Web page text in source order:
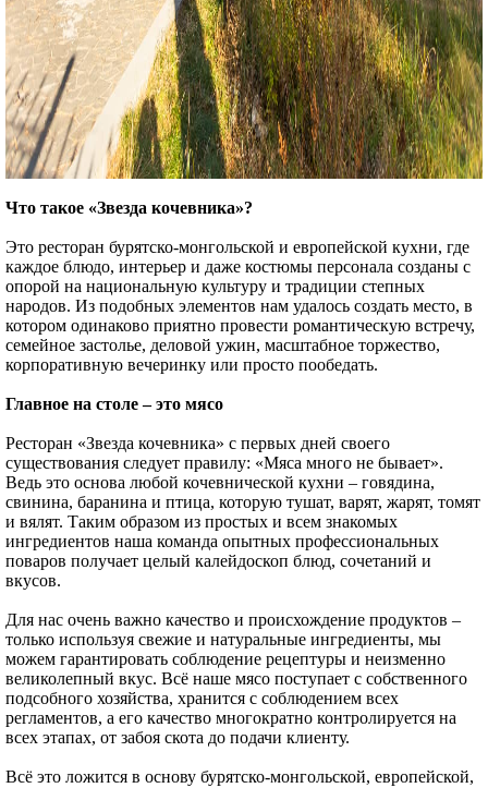
Что такое «Звезда кочевника»?
Это ресторан бурятско-монгольской и европейской кухни, где
каждое блюдо, интерьер и даже костюмы персонала созданы с
опорой на национальную культуру и традиции степных
народов. Из подобных элементов нам удалось создать место, в
котором одинаково приятно провести романтическую встречу,
семейное застолье, деловой ужин, масштабное торжество,
корпоративную вечеринку или просто пообедать.
Главное на столе – это мясо
Ресторан «Звезда кочевника» с первых дней своего
существования следует правилу: «Мяса много не бывает».
Ведь это основа любой кочевнической кухни – говядина,
свинина, баранина и птица, которую тушат, варят, жарят, томят
и вялят. Таким образом из простых и всем знакомых
ингредиентов наша команда опытных профессиональных
поваров получает целый калейдоскоп блюд, сочетаний и
вкусов.
Для нас очень важно качество и происхождение продуктов –
только используя свежие и натуральные ингредиенты, мы
можем гарантировать соблюдение рецептуры и неизменно
великолепный вкус. Всё наше мясо поступает с собственного
подсобного хозяйства, хранится с соблюдением всех
регламентов, а его качество многократно контролируется на
всех этапах, от забоя скота до подачи клиенту.
Всё это ложится в основу бурятско-монгольской, европейской,